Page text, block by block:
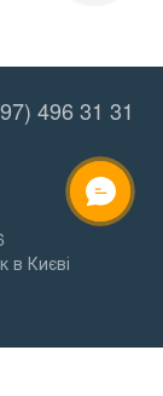
496 31 31
в Києві
ОНЛАЙН ЧАТ